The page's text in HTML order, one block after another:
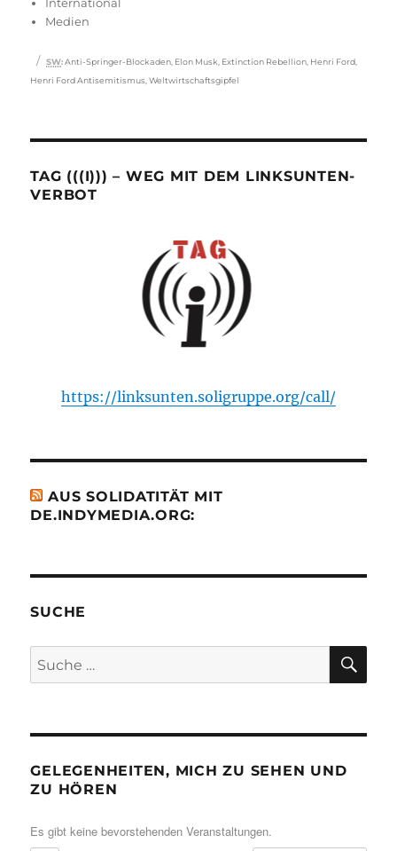
Medien
Schlagwörter
SW: Anti-Springer-Blockaden Elon Musk Extinction Rebellion Henri Ford
Henri Ford Antisemitismus ,Weltwirtschaftsgipfel
TAG (((I))) – WEG MIT DEM LINKSUNTEN-
VERBOT
https://linksunten.soligruppe.org/call/
AUS SOLIDATITÄT MIT
DE.INDYMEDIA.ORG:
SUCHE
Suche
nach:
GELEGENHEITEN, MICH ZU SEHEN UND
ZU HÖREN
Es gibt keine bevorstehenden Veranstaltungen.